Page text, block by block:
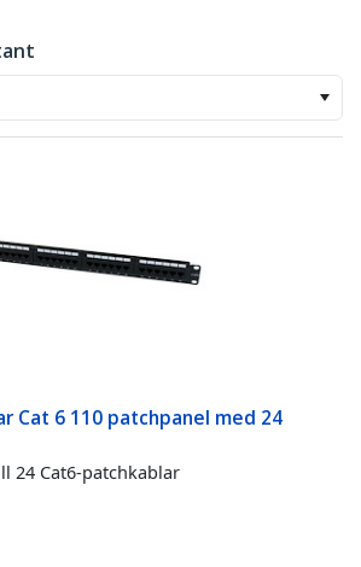
Cat 6 110 patchpanel med 24
24 Cat6-patchkablar